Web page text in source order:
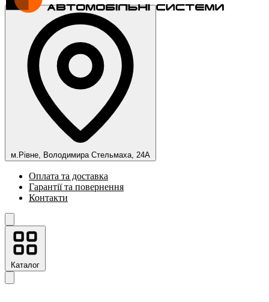
м.Рівне, Володимира Стельмаха, 24А
Оплата та доставка
Гарантії та повернення
Контакти
Каталог